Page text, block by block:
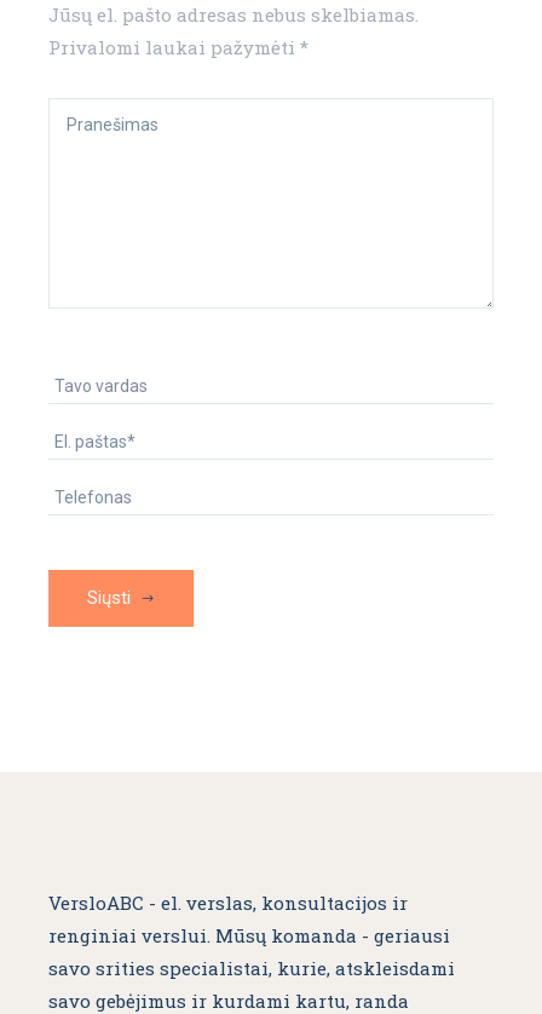
Jūsų el. pašto adresas nebus skelbiamas.
Privalomi laukai pažymėti *
Siųsti
VersloABC - el. verslas, konsultacijos ir
renginiai verslui. Mūsų komanda - geriausi
savo srities specialistai, kurie, atskleisdami
savo gebėjimus ir kurdami kartu, randa